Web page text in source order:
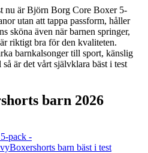
nu är Björn Borg Core Boxer 5-
utan att tappa passform, håller
sköna även när barnen springer,
riktigt bra för den kvaliteten.
barnkalsonger till sport, känslig
är det vårt självklara bäst i test
barn 2026
pack -
Boxershorts barn bäst i test